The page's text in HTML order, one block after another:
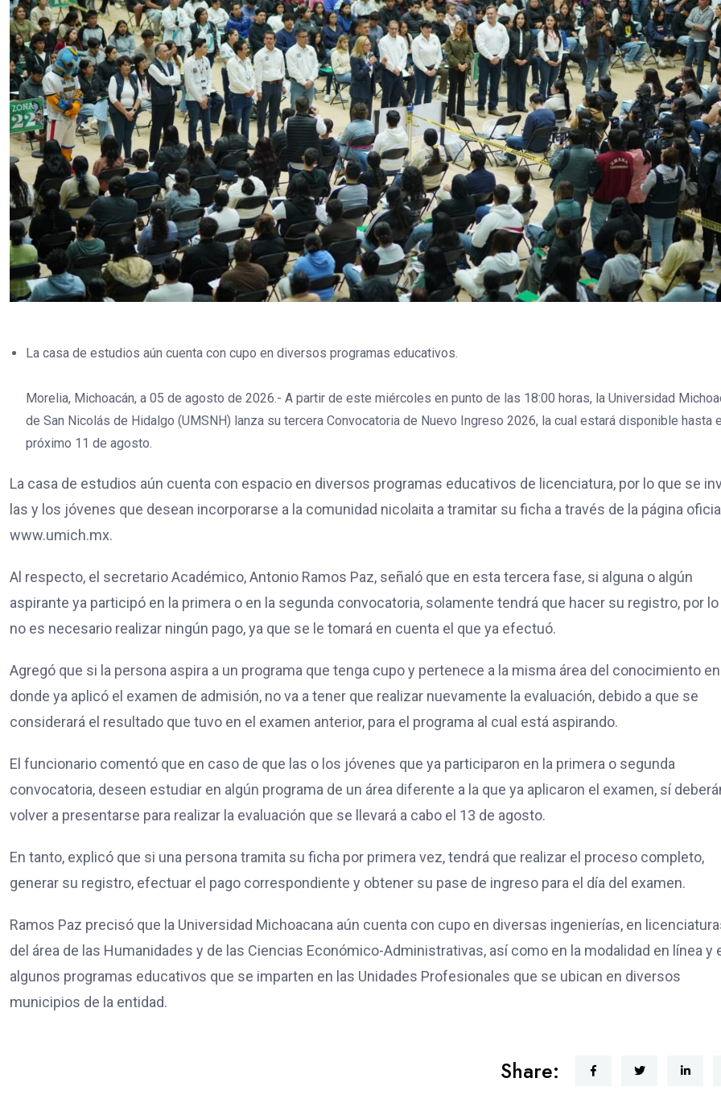
La casa de estudios aún cuenta con cupo en diversos programas educativos.
Morelia, Michoacán, a 05 de agosto de 2026.- A partir de este miércoles en punto de las 18:00 horas, la Universidad
de San Nicolás de Hidalgo (UMSNH) lanza su tercera Convocatoria de Nuevo Ingreso 2026, la cual estará disponible hasta
próximo 11 de agosto.
La casa de estudios aún cuenta con espacio en diversos programas educativos de licenciatura, por lo que se
las y los jóvenes que desean incorporarse a la comunidad nicolaita a tramitar su ficha a través de la página
www.umich.mx.
Al respecto, el secretario Académico, Antonio Ramos Paz, señaló que en esta tercera fase, si alguna o algún
aspirante ya participó en la primera o en la segunda convocatoria, solamente tendrá que hacer su registro, por
no es necesario realizar ningún pago, ya que se le tomará en cuenta el que ya efectuó.
Agregó que si la persona aspira a un programa que tenga cupo y pertenece a la misma área del conocimiento en
donde ya aplicó el examen de admisión, no va a tener que realizar nuevamente la evaluación, debido a que se
considerará el resultado que tuvo en el examen anterior, para el programa al cual está aspirando.
El funcionario comentó que en caso de que las o los jóvenes que ya participaron en la primera o segunda
convocatoria, deseen estudiar en algún programa de un área diferente a la que ya aplicaron el examen, sí
volver a presentarse para realizar la evaluación que se llevará a cabo el 13 de agosto.
En tanto, explicó que si una persona tramita su ficha por primera vez, tendrá que realizar el proceso completo,
generar su registro, efectuar el pago correspondiente y obtener su pase de ingreso para el día del examen.
Ramos Paz precisó que la Universidad Michoacana aún cuenta con cupo en diversas ingenierías, en
del área de las Humanidades y de las Ciencias Económico-Administrativas, así como en la modalidad en línea y
algunos programas educativos que se imparten en las Unidades Profesionales que se ubican en diversos
municipios de la entidad.
Share: